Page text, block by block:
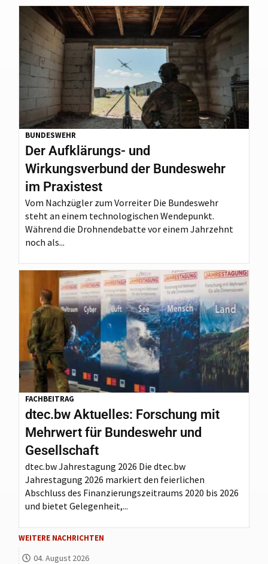
BUNDESWEHR
Der Aufklärungs- und
Wirkungsverbund der Bundeswehr
im Praxistest
Vom Nachzügler zum Vorreiter Die Bundeswehr
steht an einem technologischen Wendepunkt.
Während die Drohnendebatte vor einem Jahrzehnt
noch als...
FACHBEITRAG
dtec.bw Aktuelles: Forschung mit
Mehrwert für Bundeswehr und
Gesellschaft
dtec.bw Jahrestagung 2026 Die dtec.bw
Jahrestagung 2026 markiert den feierlichen
Abschluss des Finanzierungszeitraums 2020 bis 2026
und bietet Gelegenheit,...
WEITERE NACHRICHTEN
04. August 2026